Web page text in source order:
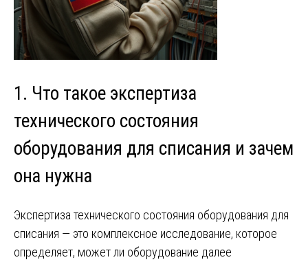
1. Что такое экспертиза
технического состояния
оборудования для списания и зачем
она нужна
Экспертиза технического состояния оборудования для
списания — это комплексное исследование, которое
определяет, может ли оборудование далее